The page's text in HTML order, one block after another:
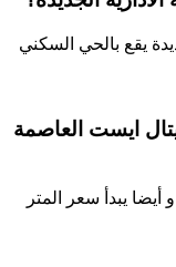
يقع بالحي السكني
ايست العاصمة
من 135 متر مربع و أيضا يبدأ سعر المتر